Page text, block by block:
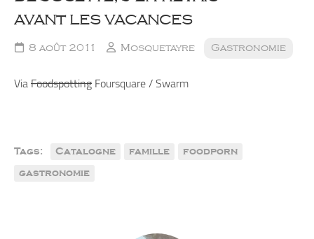
avant les vacances
8 août 2011 Mosquetayre Gastronomie
ViaFoodspotting Foursquare / Swarm
Tags: Catalogne famille
foodporn
gastronomie